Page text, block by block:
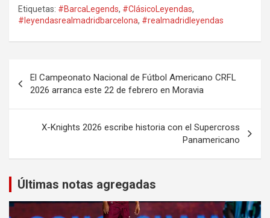
Etiquetas: #BarcaLegends, #ClásicoLeyendas,
#leyendasrealmadridbarcelona, #realmadridleyendas
de
entradas
El Campeonato Nacional de Fútbol Americano CRFL
2026 arranca este 22 de febrero en Moravia
X-Knights 2026 escribe historia con el Supercross
Panamericano
Últimas notas agregadas